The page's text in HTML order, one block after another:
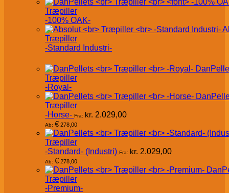
Træpiller
-100% OAK-
Træpiller
-Standard Industri-
Træpiller
-Royal-
Træpiller
-Horse- Fra: kr. 2.029,00
Ab: € 278,00
Træpiller
-Standard- (Industri) Fra: kr. 2.029,00
Ab: € 278,00
Træpiller
-Premium-